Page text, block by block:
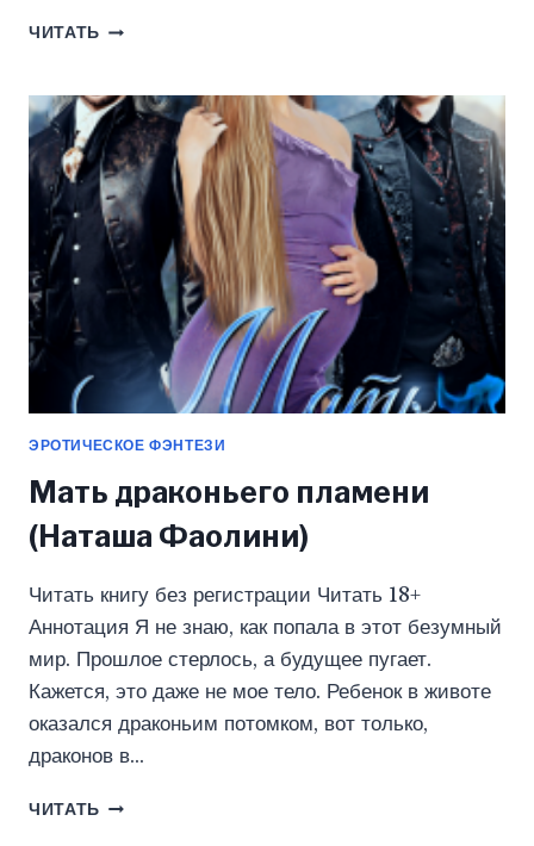
ЧИТАТЬ ПОРОЧНОЕ
КО
МНЕ
(ИВАННА
ФЛОКС)
ЭРОТИЧЕСКОЕ ФЭНТЕЗИ
Мать драконьего пламени
(Наташа Фаолини)
Читать книгу без регистрации Читать 18+
Аннотация Я не знаю, как попала в этот безумный
мир. Прошлое стерлось, а будущее пугает.
Кажется, это даже не мое тело. Ребенок в животе
оказался драконьим потомком, вот только,
драконов в…
ЧИТАТЬ МАТЬ